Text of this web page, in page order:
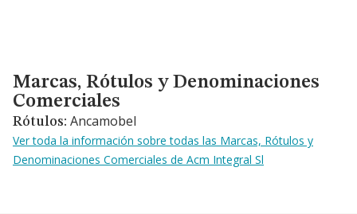
Marcas, Rótulos y Denominaciones Comerciales
Marcas, Rótulos y Denominaciones
Comerciales
Rótulos: Ancamobel
Ver toda la información sobre todas las Marcas, Rótulos y
Denominaciones Comerciales de Acm Integral Sl